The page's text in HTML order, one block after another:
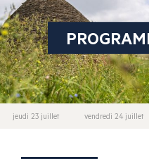
jeudi 23 juillet vendredi 24 juillet